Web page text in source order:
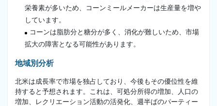
栄養素が多いため、コーンミールメーカーは生産量を増や
しています。
コーンは脂肪分と糖分が多く、消化が難しいため、市場
拡大の障害となる可能性があります。
地域別分析
北米は成長率で市場を独占しており、今後もその優位性を維
持すると予想されます。これは、可処分所得の増加、人口の
増加、レクリエーション活動の活発化、週半ばのパーティー